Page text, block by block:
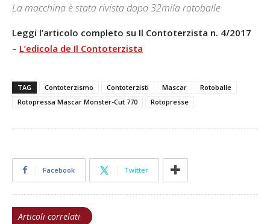
La macchina è stata rivista dopo 32mila rotoballe
Leggi l’articolo completo su Il Contoterzista n. 4/2017
– L’edicola de Il Contoterzista
TAG Contoterzismo Contoterzisti Mascar
Rotoballe
Rotopressa Mascar Monster-Cut 770
Rotopresse
Facebook Twitter
Articoli correlati